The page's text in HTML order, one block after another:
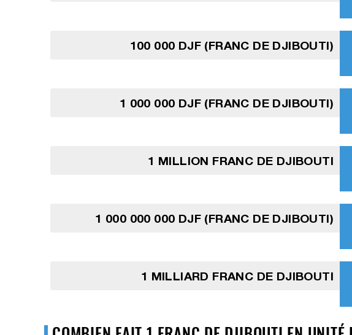
100 000 DJF (FRANC DE DJIBOUTI)
1 000 000 DJF (FRANC DE DJIBOUTI)
1 MILLION FRANC DE DJIBOUTI
1 000 000 000 DJF (FRANC DE DJIBOUTI)
1 MILLIARD FRANC DE DJIBOUTI